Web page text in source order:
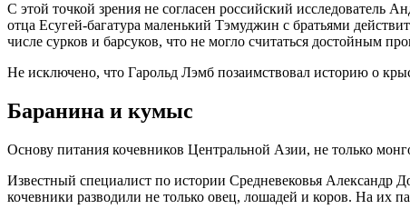
С этой точкой зрения не согласен российский исследователь
отца Есугей-багатура маленький Тэмуджин с братьями
числе сурков и барсуков, что не могло считаться достойным
Не исключено, что Гарольд Лэмб позаимствовал историю о
Баранина и кумыс
Основу питания кочевников Центральной Азии, не только
Известный специалист по истории Средневековья Александр
кочевники разводили не только овец, лошадей и коров. На их